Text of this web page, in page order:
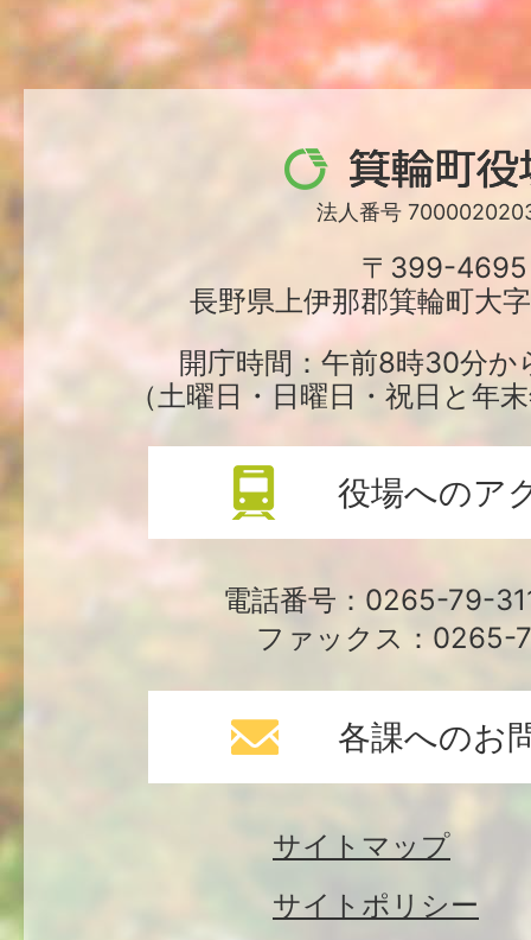
箕
輪
役
場
法人番号
〒399-4695
長野県上伊那郡箕輪町大
開庁時間：午前8時30分か
（土曜日・日曜日・祝日と年
役場へのア
電話番号：0265-79-
ファックス：0265-
各課へのお
サイトマップ
サイトポリシー